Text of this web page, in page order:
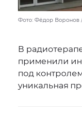
Фото: Фёдор
В
применили
под
уникальная